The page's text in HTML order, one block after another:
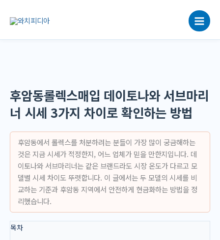
로
후암동롤렉스매입 데이토나와 서브마리
너 시세 3가지 차이로 확인하는 방법
후암동에서 롤렉스를 처분하려는 분들이 가장 많이 궁금해하는
것은 지금 시세가 적정한지, 어느 업체가 믿을 만한지입니다. 데
이토나와 서브마리너는 같은 브랜드라도 시장 온도가 다르고 모
델별 시세 차이도 뚜렷합니다. 이 글에서는 두 모델의 시세를 비
교하는 기준과 후암동 지역에서 안전하게 현금화하는 방법을 정
리했습니다.
목차